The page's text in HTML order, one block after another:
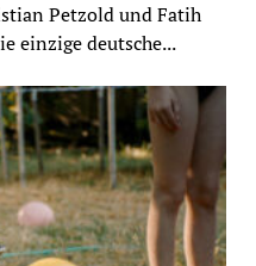
Petzold und Fatih
einzige deutsche...